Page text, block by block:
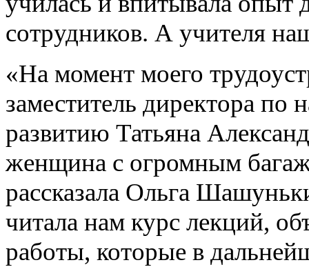
сотрудников. А учителя
«На момент моего
заместитель директора по
развитию Татьяна
женщина с огромным
рассказала Ольга
читала нам курс лекций,
работы, которые в